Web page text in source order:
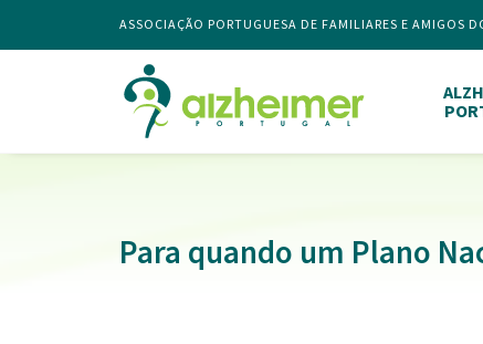
ASSOCIAÇÃO PORTUGUESA DE FAMILIARES E AMIGOS
Para quando um Plano